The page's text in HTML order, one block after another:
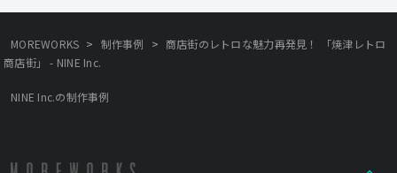
MOREWORKS > 制作事例 > 商店街のレトロな魅力再発見！ 「焼津レトロ
商店街」 - NINE Inc.
NINE Inc.の制作事例